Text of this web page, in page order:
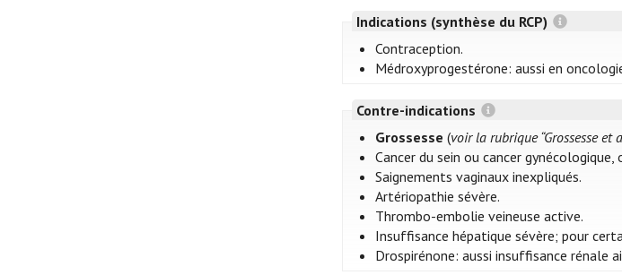
Indications (synthèse du RCP)
Contraception.
Médroxyprogestérone: aussi en
Contre-indications
Grossesse (voir la rubrique “Grossesse et
Cancer du sein ou cancer
Saignements vaginaux inexpliqués.
Artériopathie sévère.
Thrombo-embolie veineuse active.
Insuffisance hépatique sévère; pour
Drospirénone: aussi insuffisance rénale